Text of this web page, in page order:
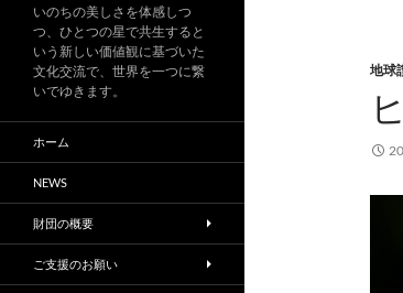
地球
いのちの美しさを体感しつ
つ、ひとつの星で共生すると
いう新しい価値観に基づいた
文化交流で、世界を一つに繋
いでゆきます。
ホーム
NEWS
財団の概要
ご支援のお願い